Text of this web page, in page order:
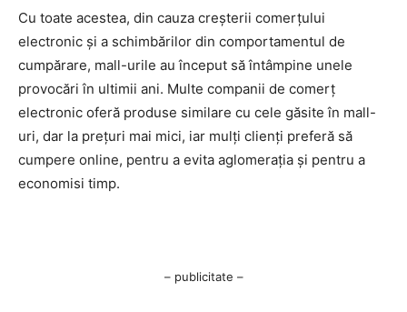
Cu toate acestea, din cauza creșterii comerțului
electronic și a schimbărilor din comportamentul de
cumpărare, mall-urile au început să întâmpine unele
provocări în ultimii ani. Multe companii de comerț
electronic oferă produse similare cu cele găsite în mall-
uri, dar la prețuri mai mici, iar mulți clienți preferă să
cumpere online, pentru a evita aglomerația și pentru a
economisi timp.
– publicitate –